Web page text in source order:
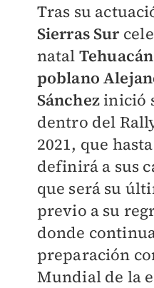
Tras su
Sierras Sur
natal Tehuacán
poblano
Sánchezinició
dentro del
2021, que
definirá a sus
que será su
previo a su
donde
preparación
Mundial de la